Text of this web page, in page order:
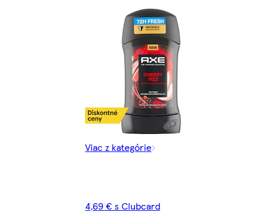
Viac z kategórie
4,69 € s Clubcard